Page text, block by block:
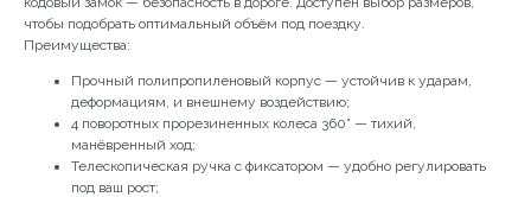
чтобы подобрать оптимальный объём под поездку.
Преимущества:
Прочный полипропиленовый корпус — устойчив к ударам,
деформациям, и внешнему воздействию;
4 поворотных прорезиненных колеса 360° — тихий,
манёвренный ход;
Телескопическая ручка с фиксатором — удобно регулировать
под ваш рост;